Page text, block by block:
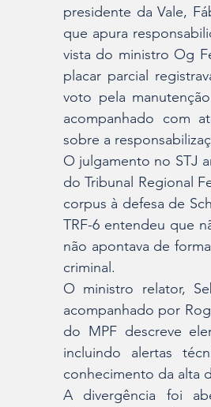
presidente da Vale,
que apura
vista do ministro Og
placar parcial
voto pela
acompanhado com
sobre a
O julgamento no STJ
do Tribunal Regional
corpus à defesa de
TRF-6 entendeu que
não apontava de
criminal.
O ministro relator,
acompanhado por
do MPF descreve
incluindo alertas
conhecimento da alta
A divergência foi